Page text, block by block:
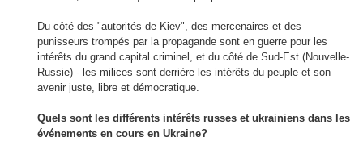
Du côté des "autorités de Kiev", des mercenaires et des
punisseurs trompés par la propagande sont en guerre pour les
intérêts du grand capital criminel , et du côté de Sud-Est (Nouvelle-
Russie) - les milices sont derrière les intérêts du peuple et son
avenir juste, libre et démocratique.
Que ls sont les différents intérêts russes et ukrainiens dans les
événements en cours en Ukraine?